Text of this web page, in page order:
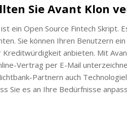
Sie Avant Klon
ein Open Source Fintech
Sie können Ihren Benutzern
anbieten. Mit
Vertrag per E-Mail
Partnern auch
Sie es an Ihre Bedürfnisse